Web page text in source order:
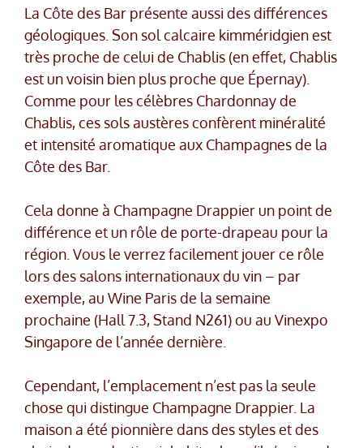
La Côte des Bar présente aussi des différences
géologiques. Son sol calcaire kimméridgien est
très proche de celui de Chablis (en effet, Chablis
est un voisin bien plus proche que Épernay).
Comme pour les célèbres Chardonnay de
Chablis, ces sols austères confèrent minéralité
et intensité aromatique aux Champagnes de la
Côte des Bar.
Cela donne à Champagne Drappier un point de
différence et un rôle de porte-drapeau pour la
région. Vous le verrez facilement jouer ce rôle
lors des salons internationaux du vin – par
exemple, au Wine Paris de la semaine
prochaine (Hall 7.3, Stand N261) ou au Vinexpo
Singapore de l’année dernière.
Cependant, l’emplacement n’est pas la seule
chose qui distingue Champagne Drappier. La
maison a été pionnière dans des styles et des